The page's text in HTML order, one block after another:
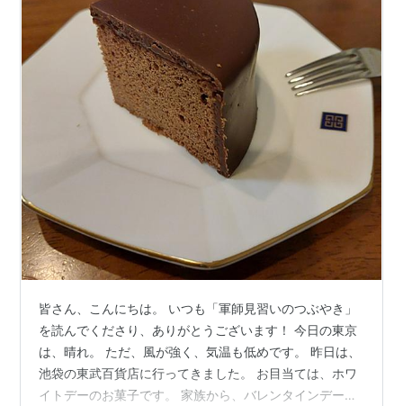
皆さん、こんにちは。 いつも「軍師見習いのつぶやき」
を読んでくださり、ありがとうございます！ 今日の東京
は、晴れ。 ただ、風が強く、気温も低めです。 昨日は、
池袋の東武百貨店に行ってきました。 お目当ては、ホワ
イトデーのお菓子です。 家族から、バレンタインデーに